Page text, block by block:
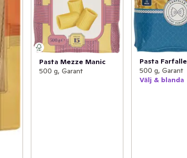
Pasta Mezze Manic
500 g, Garant
Pasta Farfalle
500 g, Garant
Välj & blanda